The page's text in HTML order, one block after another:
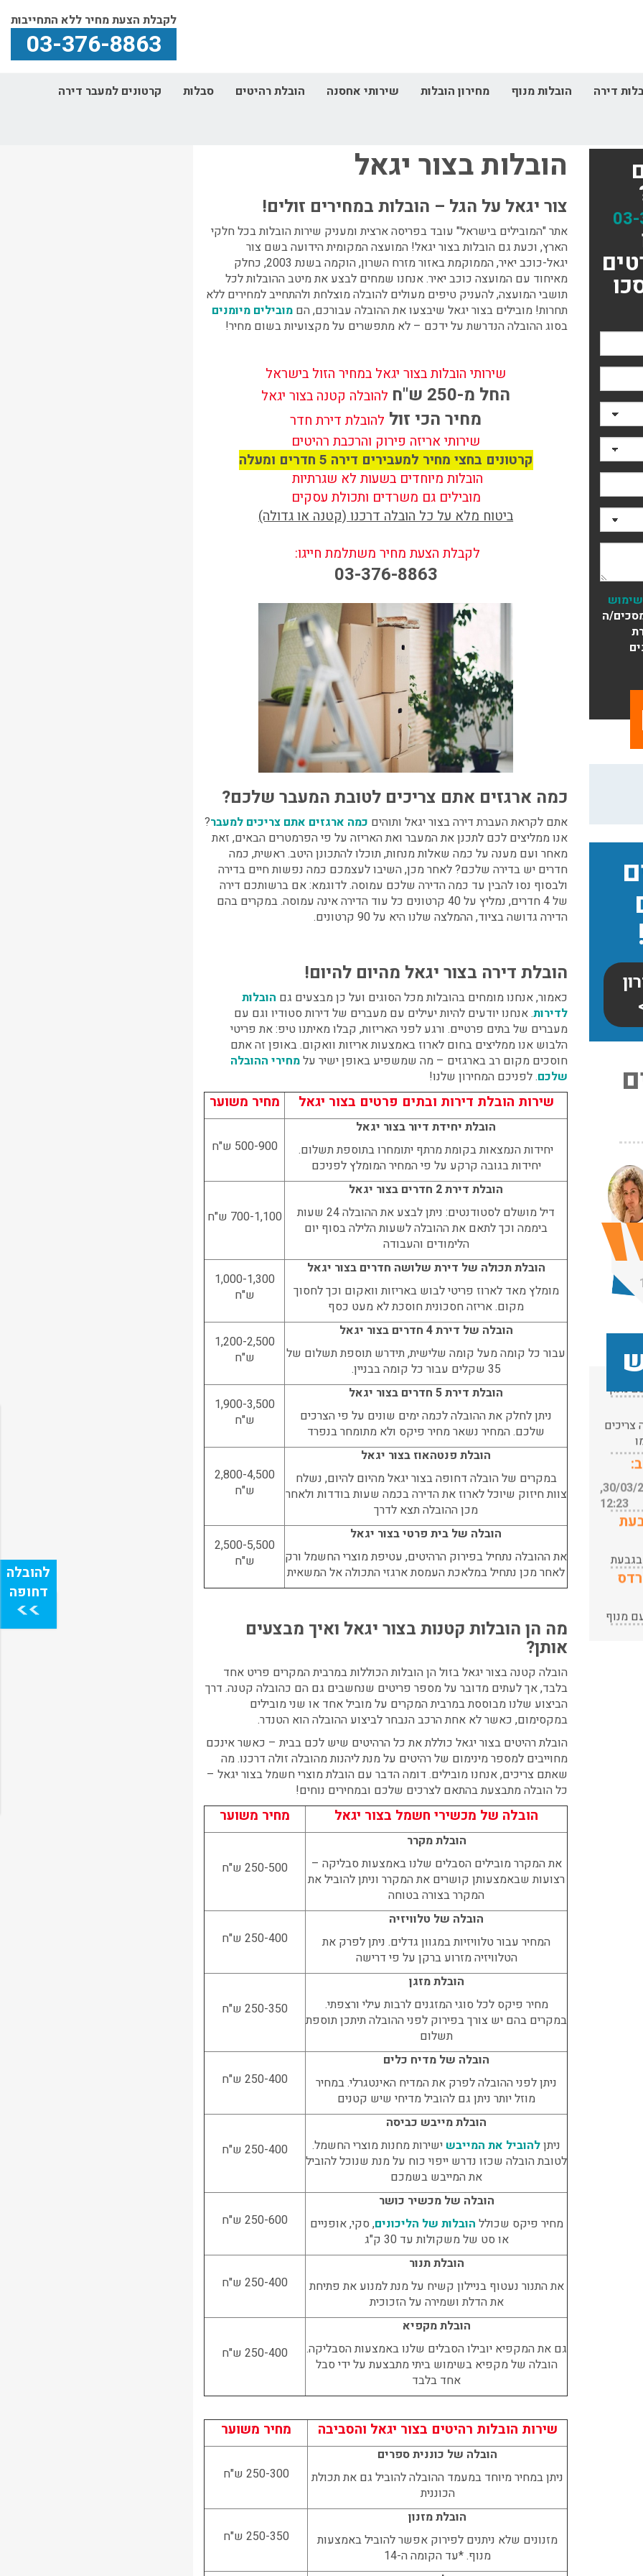
לקבלת הצעת מחיר ללא התחייבות
03-376-8863
דירה הובלות מנוף מחירון הובלות שירותי אחסנה הובלת רהיטים סבלות קרטונים למעבר דירה
ה
★
★
★
★
★
חן שוורץ
17/05/2018
הזמנתי
דרככם
העברת תכולה
של דירה
מזכרון יעקב
לכפר יונה
חששתי
להזמין שירות
מהאינטרנט
ההצעה ידעתי
שיש על מי
השירותי
מעולים
ומומלצים
מאוד למי
כל המעבר
היה בשעה
שקבענו, גם
המנוף עזר
לנו מאוד
להרים את
המקרר
והסלון
בקיצור שירות
מעולה עם
אנשים
מדהימים!
תודה
אריזה
15:42
עודכן לאחרונה: 30/03/2026,
12:23
בגבעת
החל
10:42
מנוף
אריזה
עודכן לאחרונה: 31/05/2026,
15:42
החל
עם
מנוף
הובלות בצור יגאל
צור יגאל על הגל – הובלות במחירים זולים!
אתר "המובילים בישראל" עובד בפריסה ארצית ומעניק שירות הובלות בכל חלקי
הארץ, וכעת גם הובלות בצור יגאל! המועצה המקומית הידועה בשם צור
יגאל-כוכב יאיר, הממוקמת באזור מזרח השרון, הוקמה בשנת 2003, כחלק
מאיחוד עם המועצה כוכב יאיר. אנחנו שמחים לבצע את מיטב ההובלות לכל
תושבי המועצה, להעניק טיפים מעולים להובלה מוצלחת ולהתחייב למחירים ללא
תחרות! מובילים בצור יגאלשיבצעו את ההובלה עבורכם, הם מובילים מיומנים
בסוג ההובלה הנדרשת על ידכם – לא מתפשרים על מקצועיות בשום מחיר!
שירותי הובלות בצור יגאל במחיר הזול בישראל
החל מ-250 ש"ח להובלה קטנה בצור יגאל
מחיר הכי זול להובלת דירת חדר
שירותי אריזה פירוק והרכבת רהיטים
קרטונים בחצי מחיר למעבירים דירה 5 חדרים ומעלה
הובלות מיוחדים בשעות לא שגרתיות
מובילים גם משרדים ותכולת עסקים
ביטוח מלא על כל הובלה דרכנו (קטנה או גדולה)
לקבלת הצעת מחיר משתלמת חייגו:
03-376-8863
כמה ארגזים אתם צריכים לטובת המעבר שלכם?
אתם לקראת העברת דירה בצור יגאל ותוהים כמה ארגזים אתם צריכים למעבר?
אנו ממליצים לכם לתכנן את המעבר ואת האריזה על פי הפרמטרים הבאים, זאת
מאחר ועם מענה על כמה שאלות מנחות, תוכלו להתכונן היטב. ראשית, כמה
חדרים יש בדירה שלכם? לאחר מכן, השיבו לעצמכם כמה נפשות חיים בדירה
ולבסוף נסו להבין עד כמה הדירה שלכם עמוסה.לדוגמא: אם ברשותכם דירה
של 4 חדרים, נמליץ על 40 קרטונים כל עוד הדירה אינה עמוסה. במקרים בהם
הדירה גדושה בציוד, ההמלצה שלנו היא על 90 קרטונים.
הובלת דירה בצור יגאל מהיום להיום!
כאמור, אנחנו מומחים בהובלות מכל הסוגים ועל כן מבצעים גם הובלות
לדירות. אנחנו יודעים להיות יעילים עם מעברים של דירות סטודיו וגם עם
מעברים של בתים פרטיים. ורגע לפני האריזות, קבלו מאיתנו טיפ: את פריטי
הלבוש אנו ממליצים בחום לארוז באמצעות אריזות וואקום. באופן זה אתם
חוסכים מקום רב בארגזים – מה שמשפיע באופן ישיר עלמחירי ההובלה
שלכם. לפניכם המחירון שלנו!
שירות הובלת דירות ובתים פרטים בצור יגאל מחיר משוער
הובלת יחידת דיור בצור יגאל
יחידות הנמצאות בקומת מרתף יתומחרו בתוספת תשלום.
יחידות בגובה קרקע על פי המחיר המומלץ לפניכם
500-900 ש"ח
הובלת דירת 2 חדרים בצור יגאל
דיל מושלם לסטודנטים: ניתן לבצע את ההובלה 24 שעות
ביממה וכך לתאם את ההובלה לשעות הלילה בסוף יום
הלימודים והעבודה
700-1,100 ש"ח
הובלת תכולה של דירת שלושה חדרים בצור יגאל
מומלץ מאד לארוז פריטי לבוש באריזות וואקום וכך לחסוך
מקום. אריזה חסכונית חוסכת לא מעט כסף
1,000-1,300
ש"ח
הובלה של דירת 4 חדרים בצור יגאל
עבור כל קומה מעל קומה שלישית, תידרש תוספת תשלום של
35 שקלים עבור כל קומה בבניין.
1,200-2,500
ש"ח
הובלת דירת 5 חדרים בצור יגאל
ניתן לחלק את ההובלה לכמה ימים שונים על פי הצרכים
שלכם. המחיר נשאר מחיר פיקס ולא מתומחר בנפרד
1,900-3,500
ש"ח
הובלת פנטהאוז בצור יגאל
במקרים של הובלה דחופה בצור יגאל מהיום להיום, נשלח
צוות חיזוק שיוכל לארוז את הדירה בכמה שעות בודדות ולאחר
מכן ההובלה תצא לדרך
2,800-4,500
ש"ח
הובלה של בית פרטי בצור יגאל
את ההובלה נתחיל בפירוק הרהיטים, עטיפת מוצרי החשמל ורק
לאחר מכן נתחיל במלאכת העמסת ארגזי התכולה אל המשאית
2,500-5,500
ש"ח
מה הן הובלות קטנות בצור יגאל ואיך מבצעים
אותן?
הובלה קטנה בצור יגאל בזולהן הובלות הכוללות במרבית המקרים פריט אחד
בלבד, אך לעתים מדובר על מספר פריטים שנחשבים גם הם כהובלה קטנה. דרך
הביצוע שלנו מבוססת במרבית המקרים על מוביל אחד או שני מובילים
במקסימום, כאשר לא אחת הרכב הנבחר לביצוע ההובלה הוא הטנדר.
הובלת רהיטים בצור יגאלכוללת את כל הרהיטים שיש לכם בבית – כאשר אינכם
מחוייבים למספר מינימום של רהיטים על מנת ליהנות מהובלה זולה דרכנו. מה
שאתם צריכים, אנחנו מובילים. דומה הדבר עם הובלת מוצרי חשמל בצור יגאל–
כל הובלה מתבצעת בהתאם לצרכים שלכם ובמחירים נוחים!
הובלה של מכשירי חשמל בצור יגאל מחיר משוער
הובלת מקרר
את המקרר מובילים הסבלים שלנו באמצעות סבליקה –
רצועות שבאמצעותן קושרים את המקרר וניתן להוביל את
המקרר בצורה בטוחה
250-500 ש"ח
הובלה של טלוויזיה
המחיר עבור טלוויזיות במגוון גדלים. ניתן לפרק את
הטלוויזיה מזרוע ברקן על פי דרישה
250-400 ש"ח
הובלת מזגן
מחיר פיקס לכל סוגי המזגנים לרבות עילי ורצפתי.
במקרים בהם יש צורך בפירוק לפני ההובלה תיתכן תוספת
תשלום
250-350 ש"ח
הובלה של מדיח כלים
ניתן לפני ההובלה לפרק את המדיח האינטגרלי. במחיר
מוזל יותר ניתן גם להוביל מדיחי שיש קטנים
250-400 ש"ח
הובלת מייבש כביסה
ניתןלהוביל את המייבש ישירות מחנות מוצרי החשמל.
לטובת הובלה שכזו נדרש ייפוי כוח על מנת שנוכל להוביל
את המייבש בשמכם
250-400 ש"ח
הובלה של מכשיר כושר
מחיר פיקס שכולל הובלות של הליכונים, סקי, אופניים
או סט של משקולות עד 30 ק"ג
250-600 ש"ח
הובלת תנור
את התנור נעטוף בניילון קשיח על מנת למנוע את פתיחת
את הדלת ושמירה על הזכוכית
250-400 ש"ח
הובלת מקפיא
גם את המקפיא יובילו הסבלים שלנו באמצעות הסבליקה.
הובלה של מקפיא בשימוש ביתי מתבצעת על ידי סבל
אחד בלבד
250-400 ש"ח
שירות הובלות רהיטים בצור יגאל והסביבה מחיר משוער
הובלה של כוננית ספרים
ניתן במחיר מיוחד במעמד ההובלה להוביל גם את תכולת
הכוננית
250-300 ש"ח
הובלת מזנון
מזנונים שלא ניתנים לפירוק אפשר להוביל באמצעות
מנוף. *עד הקומה ה-14
250-350 ש"ח